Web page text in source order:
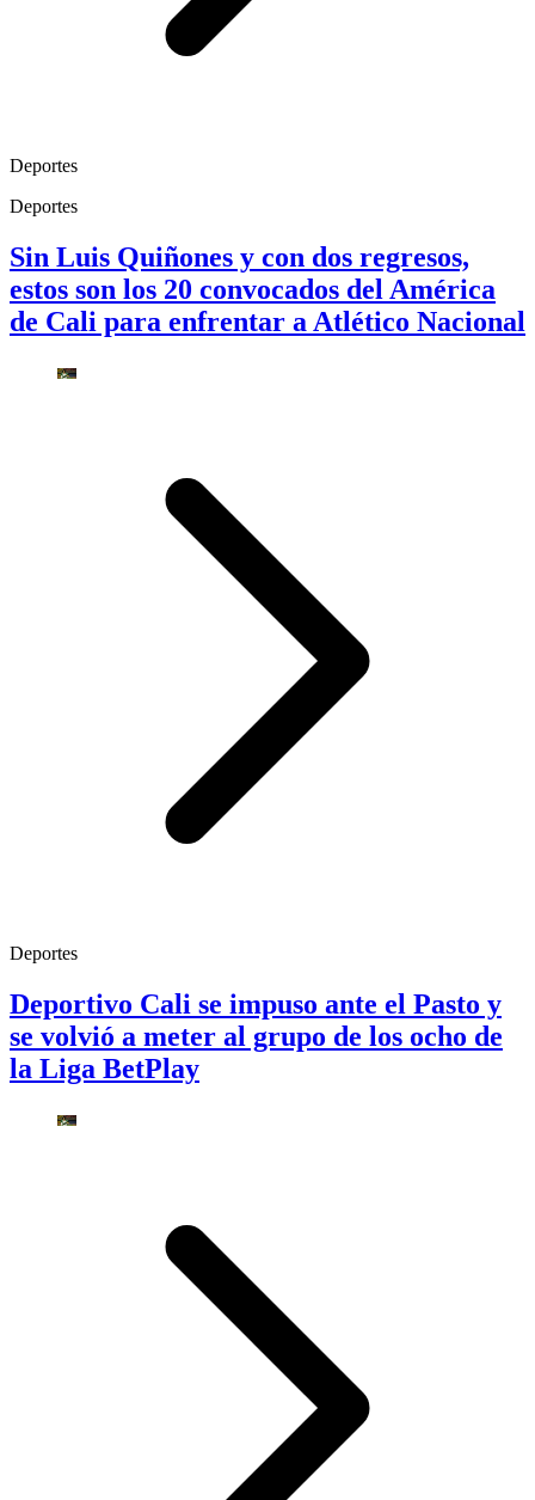
Deportes
Deportes
Sin Luis Quiñones y con dos regresos,
estos son los 20 convocados del América
de Cali para enfrentar a Atlético Nacional
Deportes
Deportivo Cali se impuso ante el Pasto y
se volvió a meter al grupo de los ocho de
la Liga BetPlay